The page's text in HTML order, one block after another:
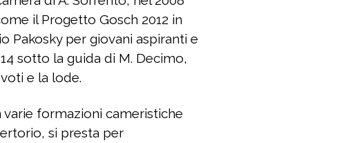
il Progetto Gosch 2012 in
Pakosky per giovani aspiranti e
sotto la guida di M. Decimo,
e la lode.
formazioni cameristiche
si presta per